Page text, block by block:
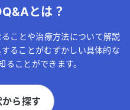
とは？
ことや治療方法について解説
ることがむずかしい具体的な
ることができます。
ら探す